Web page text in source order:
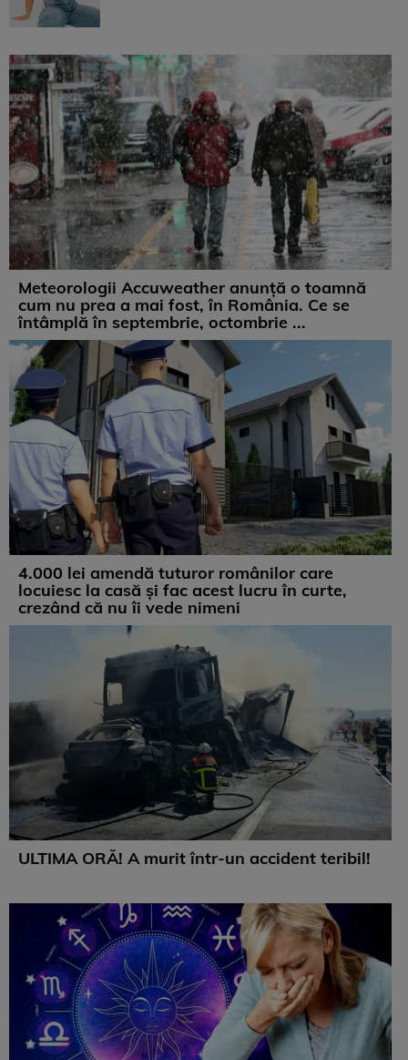
Meteorologii Accuweather anunță o toamnă
cum nu prea a mai fost, în România. Ce se
întâmplă în septembrie, octombrie ...
4.000 lei amendă tuturor românilor care
locuiesc la casă și fac acest lucru în curte,
crezând că nu îi vede nimeni
ULTIMA ORĂ! A murit într-un accident teribil!